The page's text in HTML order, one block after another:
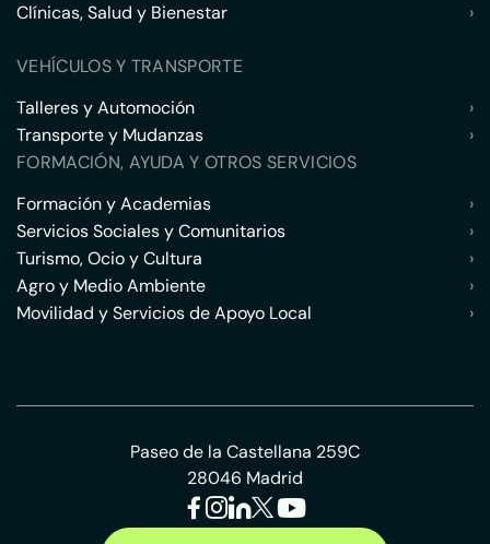
Clínicas, Salud y Bienestar
›
VEHÍCULOS Y TRANSPORTE
Talleres y Automoción
›
Transporte y Mudanzas
›
FORMACIÓN, AYUDA Y OTROS SERVICIOS
Formación y Academias
›
Servicios Sociales y Comunitarios
›
Turismo, Ocio y Cultura
›
Agro y Medio Ambiente
›
Movilidad y Servicios de Apoyo Local
›
Paseo de la Castellana 259C
28046 Madrid